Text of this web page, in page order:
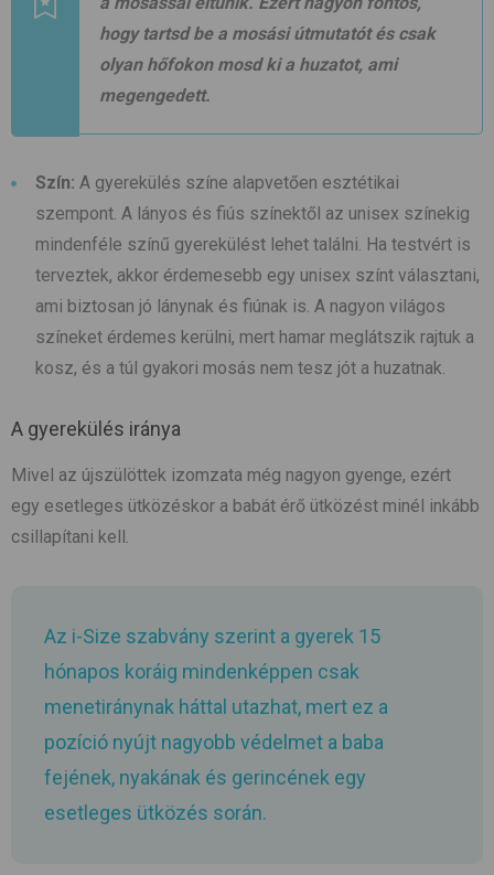
hogy tartsd be a mosási útmutatót és csak
olyan hőfokon mosd ki a huzatot, ami
megengedett.
Szín: A gyerekülés színe alapvetően esztétikai
szempont. A lányos és fiús színektől az unisex színekig
mindenféle színű gyerekülést lehet találni. Ha testvért is
terveztek, akkor érdemesebb egy unisex színt választani,
ami biztosan jó lánynak és fiúnak is. A nagyon világos
színeket érdemes kerülni, mert hamar meglátszik rajtuk a
kosz, és a túl gyakori mosás nem tesz jót a huzatnak.
A gyerekülés iránya
Mivel az újszülöttek izomzata még nagyon gyenge, ezért
egy esetleges ütközéskor a babát érő ütközést minél inkább
csillapítani kell.
Az i-Size szabvány szerint a gyerek 15
hónapos koráig mindenképpen csak
menetiránynak háttal utazhat, mert ez a
pozíció nyújt nagyobb védelmet a baba
fejének, nyakának és gerincének egy
esetleges ütközés során.